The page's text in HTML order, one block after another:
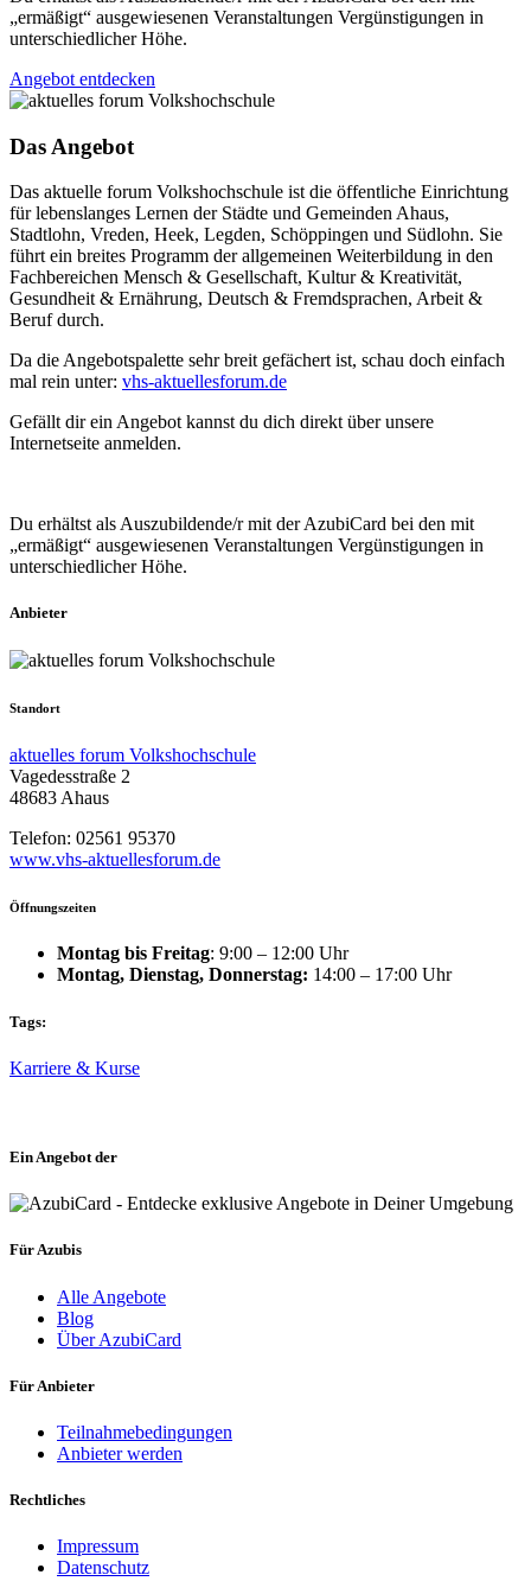
„ermäßigt“ ausgewiesenen Veranstaltungen Vergünstigungen in
unterschiedlicher Höhe.
Angebot entdecken
Das Angebot
Das aktuelle forum Volkshochschule ist die öffentliche Einrichtung
für lebenslanges Lernen der Städte und Gemeinden Ahaus,
Stadtlohn, Vreden, Heek, Legden, Schöppingen und Südlohn. Sie
führt ein breites Programm der allgemeinen Weiterbildung in den
Fachbereichen Mensch & Gesellschaft, Kultur & Kreativität,
Gesundheit & Ernährung, Deutsch & Fremdsprachen, Arbeit &
Beruf durch.
Da die Angebotspalette sehr breit gefächert ist, schau doch einfach
mal rein unter: vhs-aktuellesforum.de
Gefällt dir ein Angebot kannst du dich direkt über unsere
Internetseite anmelden.
Du erhältst als Auszubildende/r mit der AzubiCard bei den mit
„ermäßigt“ ausgewiesenen Veranstaltungen Vergünstigungen in
unterschiedlicher Höhe.
Anbieter
Standort
aktuelles forum Volkshochschule
Vagedesstraße 2
48683 Ahaus
Telefon: 02561 95370
www.vhs-aktuellesforum.de
Öffnungszeiten
Montag bis Freitag: 9:00 – 12:00 Uhr
Montag, Dienstag, Donnerstag: 14:00 – 17:00 Uhr
Tags:
Karriere & Kurse
Ein Angebot der
Für Azubis
Alle Angebote
Blog
Über AzubiCard
Für Anbieter
Teilnahmebedingungen
Anbieter werden
Rechtliches
Impressum
Datenschutz